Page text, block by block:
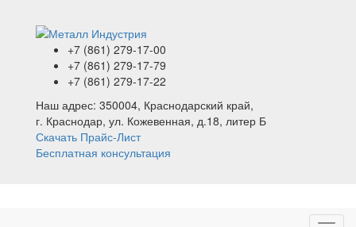
+7 (861) 279-17-00
+7 (861) 279-17-79
+7 (861) 279-17-22
Наш адрес: 350004, Краснодарский край,
г. Краснодар, ул. Кожевенная, д.18, литер Б
Скачать Прайс-Лист
Бесплатная консультация